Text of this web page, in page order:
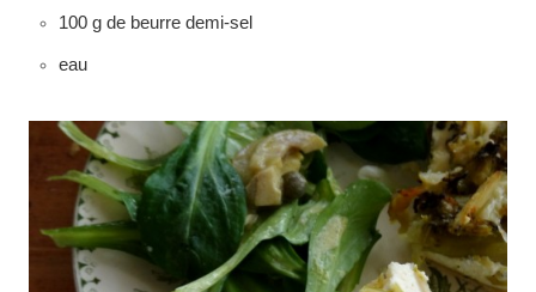
100 g de beurre demi-sel
eau